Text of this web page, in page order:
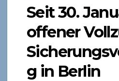
Seit 30.
offener
g in Berlin